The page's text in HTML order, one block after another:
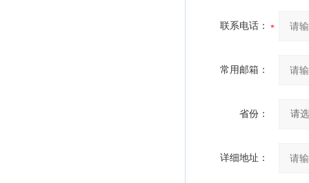
联系电话：
常用邮箱：
省份：
详细地址：